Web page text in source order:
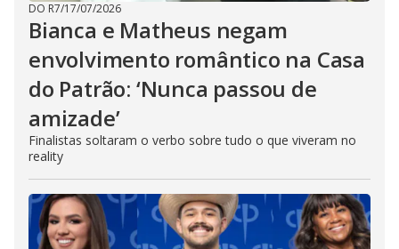
DO R7/17/07/2026
Bianca e Matheus negam
envolvimento romântico na Casa
do Patrão: ‘Nunca passou de
amizade’
Finalistas soltaram o verbo sobre tudo o que viveram no
reality